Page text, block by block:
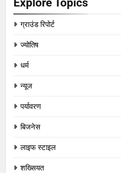
ग्राउंड रिपोर्ट
ज्योतिष
धर्म
न्यूज
पर्यावरण
बिजनेस
लाइफ स्टाइल
शख्सियत